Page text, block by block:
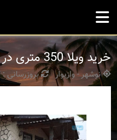
خرید ویلا 350 متری در نوشهر وازیوار
نوشهر - وازیوار بروزرسانی : 17 مهر 1402